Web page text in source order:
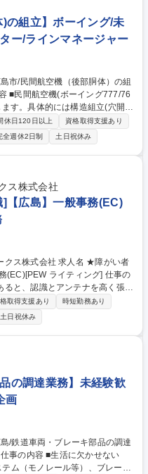
)の組立】ボーイング/未
ー/ラインマネージャー
す。具体的には構造組立(穴開
械加工)、自動打鋲機などのNC
工) ■自動打鋲機などのNCオペ
および767の後部胴体はすべ
接納入。他社では真似できない
が世界の空を飛ぶ瞬間の達成感
者歓迎
休日120日以上
資格取得支援あり
全週休2日制 土日祝休み
ス株式会社
【広島】一般事務(EC)
求人名 ★障がい者
ライティング] 仕事の
ると、認識とアンテナを高く張
ンを密に取って各種業務推進い
任せします。電気・照明、建築
：照明設計補助や照明プラン作
料作成、会議（WEB含む）の実
伝票処理、自部門の予算管理、
★障がい者手
ライティング]
取得支援あり
時短勤務あり
土日祝休み
の調達業務】未経験歓
画
ム（モノレール等）、ブレーキ